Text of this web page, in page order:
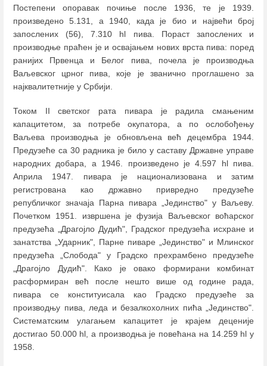
Постепени опоравак почиње после 1936, те је 1939.
произведено 5.131, а 1940, када је био и највећи број
запослених (56), 7.310 hl пива. Пораст запослених и
производње праћен је и освајањем нових врста пива: поред
ранијих Првенца и Белог пива, почела је производња
Ваљевског црног пива, које је званично проглашено за
најквалитетније у Србији.
Током II светског рата пивара је радила смањеним
капацитетом, за потребе окупатора, а по ослобођењу
Ваљева производња је обновљена већ децембра 1944.
Предузеће са 30 радника је било у саставу Државне управе
народних добара, а 1946. произведено је 4.597 hl пива.
Априла 1947. пивара је национализована и затим
регистрована као државно привредно предузеће
републичког значаја Парна пивара „Јединство" у Ваљеву.
Почетком 1951. извршена је фузија Ваљевског воћарског
предузећа „Драгојло Дудић", Градског предузећа исхране и
занатства „Ударник", Парне пиваре „Јединство" и Млинског
предузећа „Слобода" у Градско прехрамбено предузеће
„Драгојло Дудић". Како је овако формирани комбинат
расформиран већ после нешто више од године рада,
пивара се конституисала као Градско предузеће за
производњу пива, леда и безалкохолних пића „Јединство".
Систематским улагањем капацитет је крајем деценије
достигао 50.000 hl, а производња је повећана на 14.259 hl у
1958.